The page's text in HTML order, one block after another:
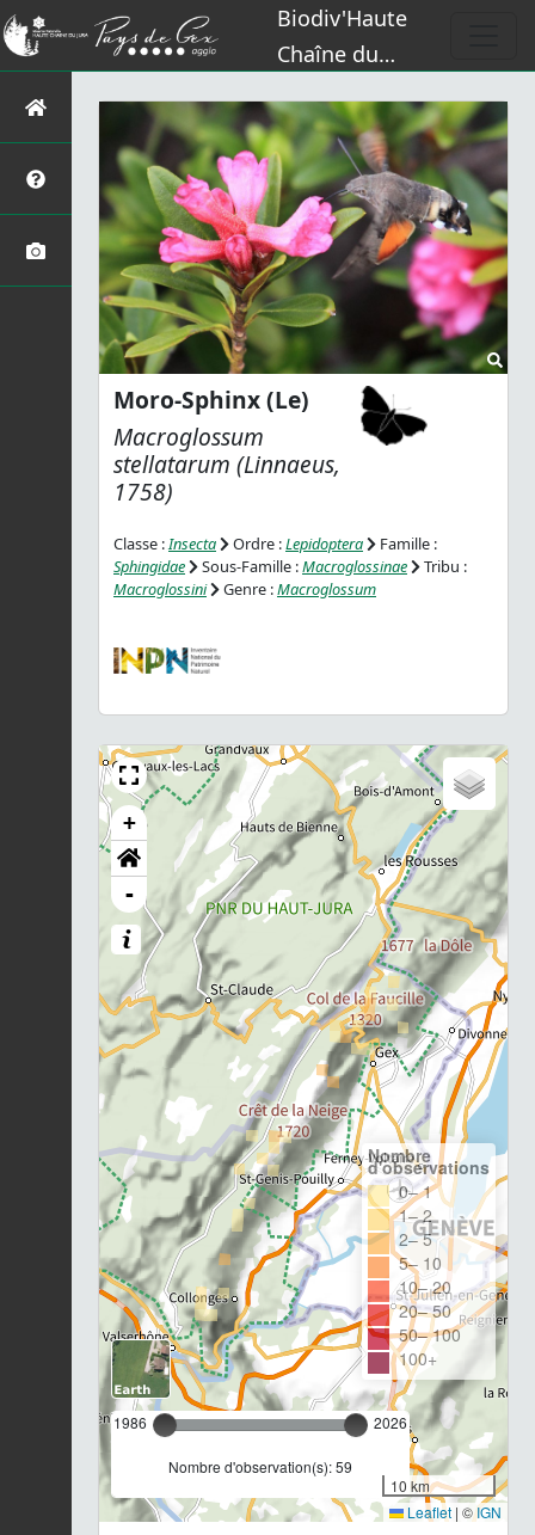
Biodiv'Haute
Chaîne du
Moro-Sphinx (Le)
Macroglossum
stellatarum (Linnaeus,
1758)
Classe :Insecta Ordre :Lepidoptera
Famille :
Sphingidae
Sous-Famille :Macroglossinae
Tribu :
Macroglossini
Genre :Macroglossum
+
-
1986 2026
Nombre d'observation(s): 59
Nombre
d'observations
0– 1
1– 2
2– 5
5– 10
10– 20
20– 50
50– 100
100+
10 km
Leaflet | ©IGN